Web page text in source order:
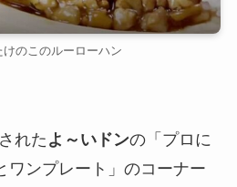
けのこのルーローハン
れた よ～いドンの「プロに
ワンプレート」のコーナー